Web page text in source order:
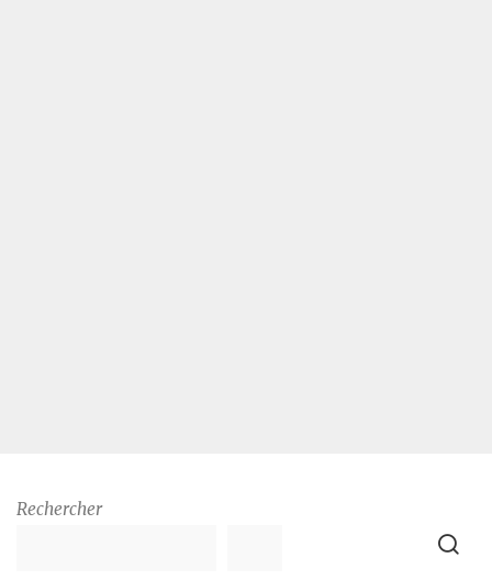
Rechercher